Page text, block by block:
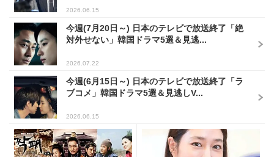
2026.06.15
今週(7月20日～) 日本のテレビで放送終了「絶
対外せない」韓国ドラマ5選＆見逃...
2026.07.22
今週(6月15日～) 日本のテレビで放送終了「ラ
ブコメ」韓国ドラマ5選＆見逃しV...
2026.06.15